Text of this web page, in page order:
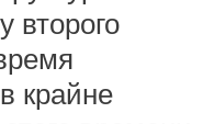
второго
крайне